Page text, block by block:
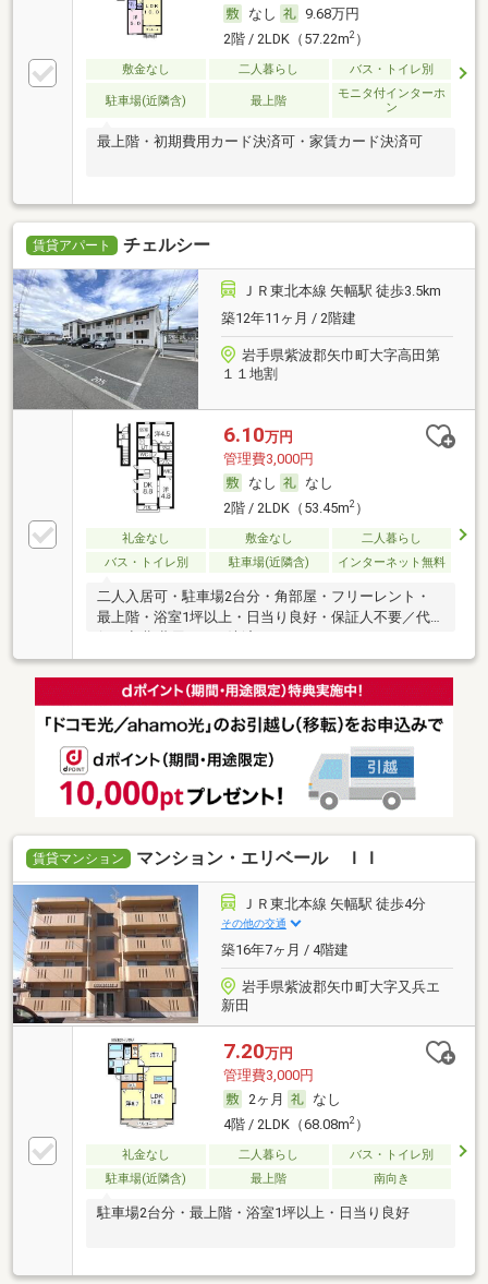
なし
9.68万円
2階 / 2LDK（57.22m2）
敷金なし 二人暮らし バス・トイレ別
駐車場(近隣含) 最上階
モニタ付インターホ
ン
最上階・初期費用カード決済可・家賃カード決済可
賃貸アパート チェルシー
ＪＲ東北本線 矢幅駅 徒歩3.5km
築12年11ヶ月 / 2階建
岩手県紫波郡矢巾町大字高田第
１１地割
6.10万円
管理費3,000円
なし
なし
2階 / 2LDK（53.45m2）
礼金なし 敷金なし
二人暮らし
バス・トイレ別
駐車場(近隣含) インターネット無料
二人入居可・駐車場2台分・角部屋・フリーレント・
最上階・浴室1坪以上・日当り良好・保証人不要／代
賃貸マンション マンション・エリベール ＩＩ
ＪＲ東北本線 矢幅駅 徒歩4分
その他の交通
築16年7ヶ月 / 4階建
岩手県紫波郡矢巾町大字又兵エ
新田
7.20万円
管理費3,000円
2ヶ月
なし
4階 / 2LDK（68.08m2）
礼金なし 二人暮らし
バス・トイレ別
駐車場(近隣含)
最上階 南向き
駐車場2台分・最上階・浴室1坪以上・日当り良好